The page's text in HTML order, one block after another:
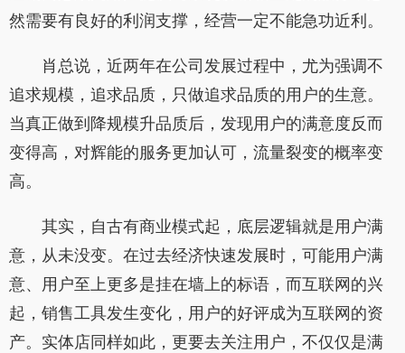
然需要有良好的利润支撑，经营一定不能急功近利。
肖总说，近两年在公司发展过程中，尤为强调不
追求规模，追求品质，只做追求品质的用户的生意。
当真正做到降规模升品质后，发现用户的满意度反而
变得高，对辉能的服务更加认可，流量裂变的概率变
高。
其实，自古有商业模式起，底层逻辑就是用户满
意，从未没变。在过去经济快速发展时，可能用户满
意、用户至上更多是挂在墙上的标语，而互联网的兴
起，销售工具发生变化，用户的好评成为互联网的资
产。实体店同样如此，更要去关注用户，不仅仅是满